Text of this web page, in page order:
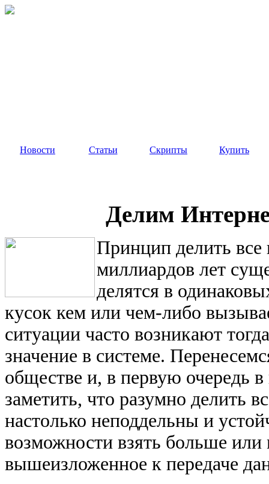
Новости Статьи Скрипты Купить
Делим
Принцип делить все
миллиардов лет
делятся в
кусок кем или чем-либо
ситуации часто возникают
значение в системе.
обществе и, в первую очередь
заметить, что разумно делить
настолько неподдельны и
возможности взять больше
вышеизложенное к передаче